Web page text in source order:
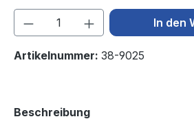
Produkt Anzahl: GibIn den
Artikelnummer: 38-9025
Beschreibung